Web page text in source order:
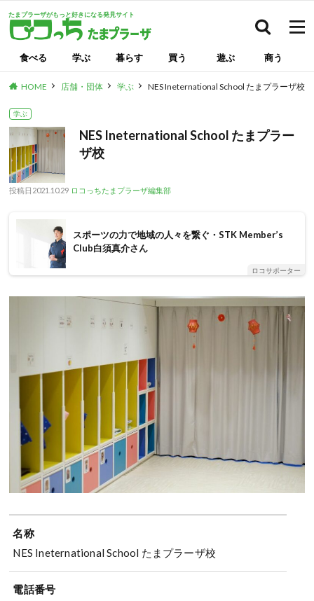
たまプラーザがもっと好きになる発見サイト
食べる 学ぶ 暮らす 買う 遊ぶ 商う
HOME 店舗・団体 学ぶ NES Ineternational School たまプラーザ校
学ぶ
NES Ineternational School たまプラー
ザ校
投稿日 2021.10.29 ロコっちたまプラーザ編集部
スポーツの力で地域の人々を繋ぐ・STK Member’s
Club白須真介さん
ロコサポーター
名称
NES Ineternational School たまプラーザ校
電話番号